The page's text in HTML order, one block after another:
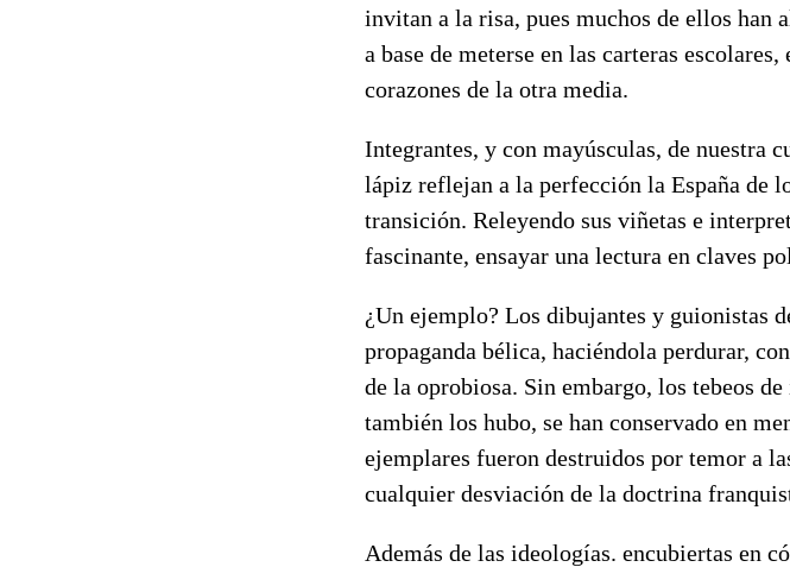
invitan a la risa, pues muchos de ellos han
a base de meterse en las carteras
corazones de la otra media.
Integrantes, y con mayúsculas, de nuestra
lápiz reflejan a la perfección la España de
transición. Releyendo sus viñetas e
fascinante, ensayar una lectura en claves
¿Un ejemplo? Los dibujantes y guionistas
propaganda bélica, haciéndola perdurar,
de la oprobiosa. Sin embargo, los tebeos
también los hubo, se han conservado en
ejemplares fueron destruidos por temor a
cualquier desviación de la doctrina
Además de las ideologías. encubiertas en